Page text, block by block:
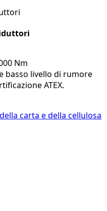
Nm
basso livello di rumore
ATEX.
carta e della cellulosa